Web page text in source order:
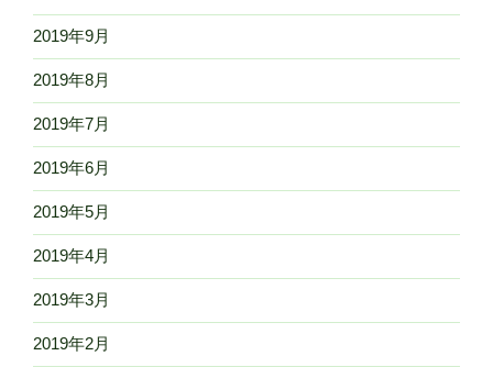
2019年9月
2019年8月
2019年7月
2019年6月
2019年5月
2019年4月
2019年3月
2019年2月